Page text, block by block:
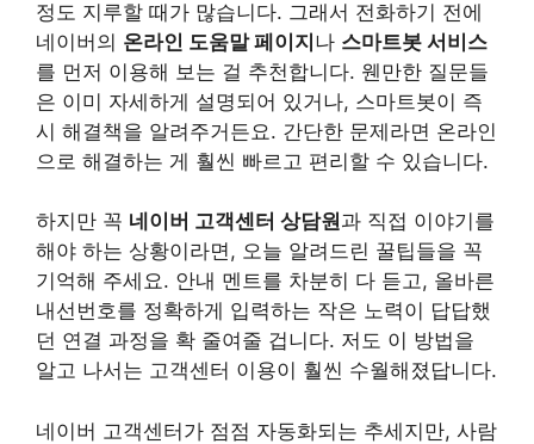
정도 지루할 때가 많습니다. 그래서 전화하기 전에
네이버의 온라인 도움말 페이지나 스마트봇 서비스
를 먼저 이용해 보는 걸 추천합니다. 웬만한 질문들
은 이미 자세하게 설명되어 있거나, 스마트봇이 즉
시 해결책을 알려주거든요. 간단한 문제라면 온라인
으로 해결하는 게 훨씬 빠르고 편리할 수 있습니다.
하지만 꼭 네이버 고객센터 상담원과 직접 이야기를
해야 하는 상황이라면, 오늘 알려드린 꿀팁들을 꼭
기억해 주세요. 안내 멘트를 차분히 다 듣고, 올바른
내선번호를 정확하게 입력하는 작은 노력이 답답했
던 연결 과정을 확 줄여줄 겁니다. 저도 이 방법을
알고 나서는 고객센터 이용이 훨씬 수월해졌답니다.
네이버 고객센터가 점점 자동화되는 추세지만, 사람